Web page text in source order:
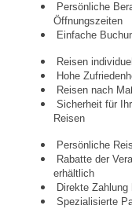
Persönliche
Öffnungszeiten
Einfache
Reisen
Hohe
Reisen nach
Sicherheit für
Reisen
Persönliche
Rabatte der
erhältlich
Direkte
Spezialisierte